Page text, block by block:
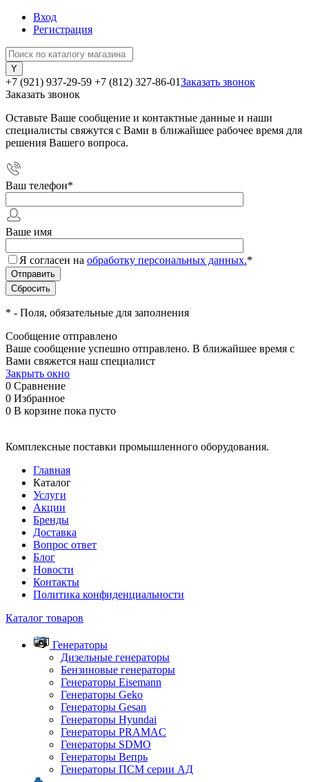
Вход
Регистрация
+7 (921) 937-29-59 +7 (812) 327-86-01Заказать звонок
Заказать звонок
Оставьте Ваше сообщение и контактные данные и наши
специалисты свяжутся с Вами в ближайшее рабочее время для
решения Вашего вопроса.
Ваш телефон*
Ваше имя
Я согласен на обработку персональных данных.*
* - Поля, обязательные для заполнения
Сообщение отправлено
Ваше сообщение успешно отправлено. В ближайшее время с
Вами свяжется наш специалист
Закрыть окно
0 Сравнение
0 Избранное
0 В корзине пока пусто
Комплексные поставки промышленного оборудования.
Главная
Каталог
Услуги
Акции
Бренды
Доставка
Вопрос ответ
Блог
Новости
Контакты
Политика конфиденциальности
Каталог товаров
Генераторы
Дизельные генераторы
Бензиновые генераторы
Генераторы Eisemann
Генераторы Geko
Генераторы Gesan
Генераторы Hyundai
Генераторы PRAMAC
Генераторы SDMO
Генераторы Вепрь
Генераторы ПСМ серии АД